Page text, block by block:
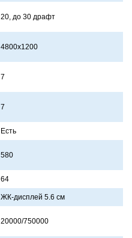
20, до 30 дрaфт
4800x1200
7
7
Есть
580
64
ЖК-дисплей 5.6 см
20000/750000